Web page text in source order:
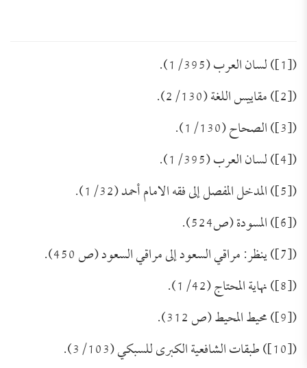
([1]) لسان العرب (1/395).
([2]) مقاييس اللغة (2/130).
([3]) الصحاح (1/130).
([4]) لسان العرب (1/395).
([5]) المدخل المفصل إلى فقه الامام أحمد (1/32).
([6]) المسودة (ص524).
([7]) ينظر: مراقي السعود إلى مراقي السعود (ص 450).
([8]) نهاية المحتاج (1/42).
([9]) محيط المحيط (ص 312).
([10]) طبقات الشافعية الكبرى للسبكي (3/103).